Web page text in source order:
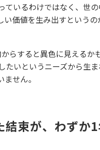
いるわけではなく、世
価値を生み出すという
らすると異色に見えるか
いというニーズから生ま
せん。
束が、わずか